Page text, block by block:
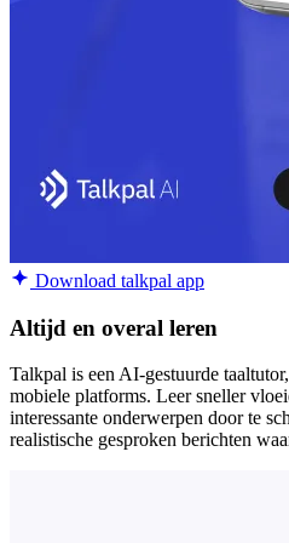
Download talkpal app
Altijd en overal leren
Talkpal is een AI-gestuurde
mobiele platforms. Leer sneller
interessante onderwerpen door te
realistische gesproken berichten